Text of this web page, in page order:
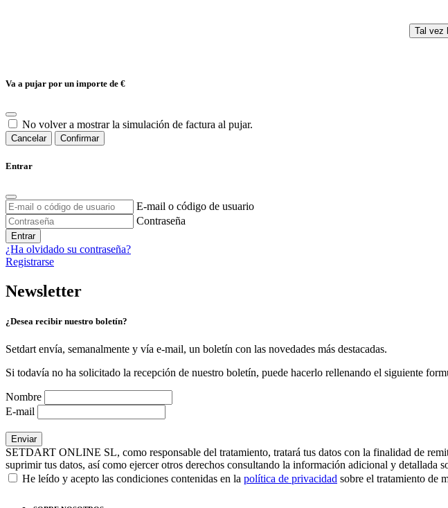
Va a pujar por un importe de €
No volver a mostrar la simulación de factura al pujar.
Cancelar Confirmar
Entrar
E-mail o código de usuario
Contraseña
Entrar
¿Ha olvidado su contraseña?
Registrarse
Newsletter
¿Desea recibir nuestro boletín?
Setdart envía, semanalmente y vía e-mail, un boletín con las novedades más destacadas.
Si todavía no ha solicitado la recepción de nuestro boletín, puede hacerlo rellenando el siguiente
Nombre
E-mail
SETDART ONLINE SL, como responsable del tratamiento, tratará tus datos con la finalidad de
suprimir tus datos, así como ejercer otros derechos consultando la información adicional y detallada
He leído y acepto las condiciones contenidas en la política de privacidad sobre el tratamiento de